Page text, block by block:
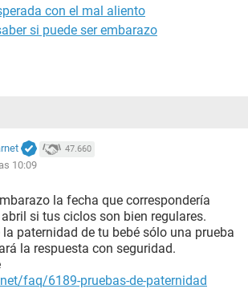
con el mal aliento
si puede ser embarazo
47.660
10:09
la fecha que correspondería
si tus ciclos son bien regulares.
paternidad de tu bebé sólo una prueba
la respuesta con seguridad.
faq/6189-pruebas-de-paternidad